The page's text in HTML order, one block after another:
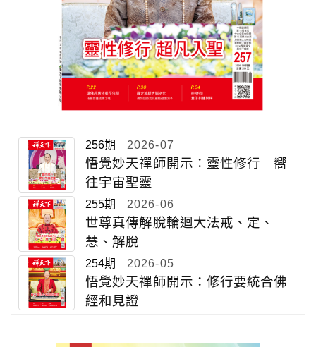
256期 2026-07
悟覺妙天禪師開示：靈性修行 嚮
往宇宙聖靈
255期 2026-06
世尊真傳解脫輪迴大法戒、定、
慧、解脫
254期 2026-05
悟覺妙天禪師開示：修行要統合佛
經和見證